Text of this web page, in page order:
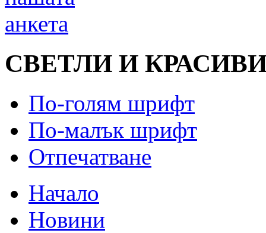
анкета
СВЕТЛИ И
По-голям шрифт
По-малък шрифт
Отпечатване
Начало
Новини